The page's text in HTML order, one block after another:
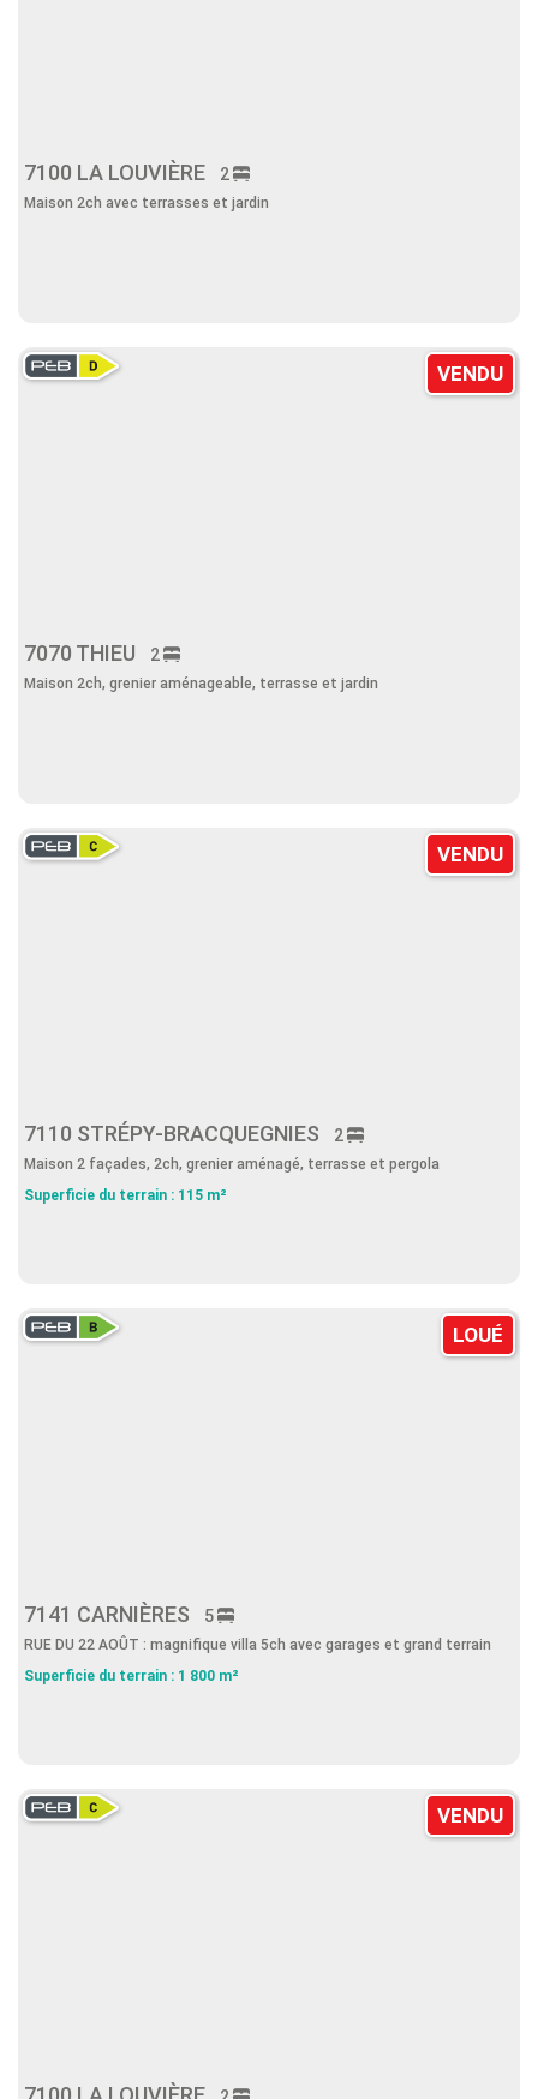
7100 LA LOUVIÈRE 2
Maison 2ch avec terrasses et jardin
VENDU
7070 THIEU 2
Maison 2ch, grenier aménageable, terrasse et jardin
VENDU
7110 STRÉPY-BRACQUEGNIES 2
Maison 2 façades, 2ch, grenier aménagé, terrasse et pergola
Superficie du terrain : 115 m²
LOUÉ
7141 CARNIÈRES 5
RUE DU 22 AOÛT : magnifique villa 5ch avec garages et grand terrain
Superficie du terrain : 1 800 m²
VENDU